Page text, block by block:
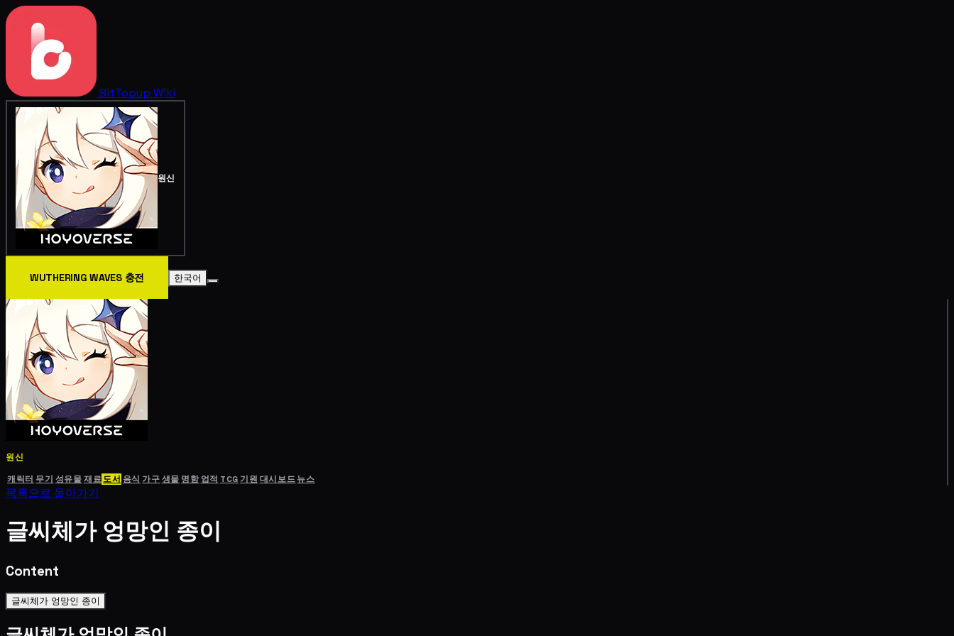
BitTopup Wiki
원신
WUTHERING WAVES 충전 한국어
원신
캐릭터 무기 성유물재료도서 음식 가구생물 명함 업적 TCG기원 대시보드뉴스
목록으로 돌아가기
글씨체가 엉망인 종이
Content
글씨체가 엉망인 종이